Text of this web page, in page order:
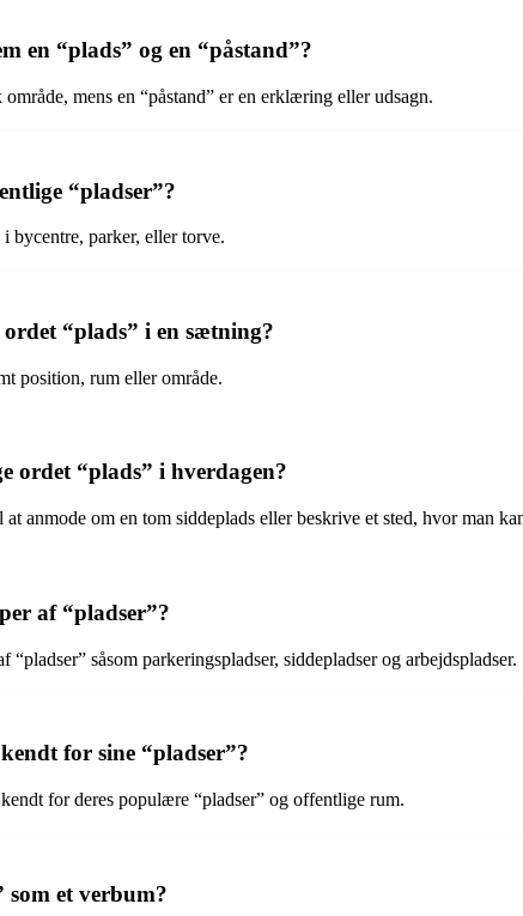
en “plads” og en “påstand”?
mens en “påstand” er en erklæring eller udsagn.
“pladser”?
bycentre, parker, eller torve.
“plads” i en sætning?
position, rum eller område.
ordet “plads” i hverdagen?
anmode om en tom siddeplads eller beskrive et sted, hvor man
af “pladser”?
såsom parkeringspladser, siddepladser og arbejdspladser.
for sine “pladser”?
for deres populære “pladser” og offentlige rum.
et verbum?